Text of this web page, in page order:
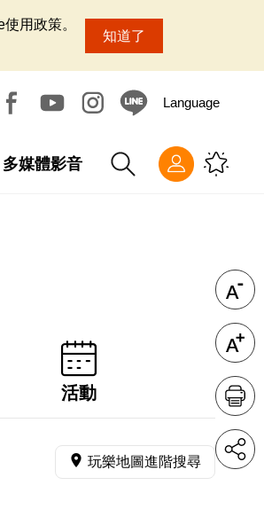
用政策。
知道了
Language
多媒體影音
活動
玩樂地圖進階搜尋